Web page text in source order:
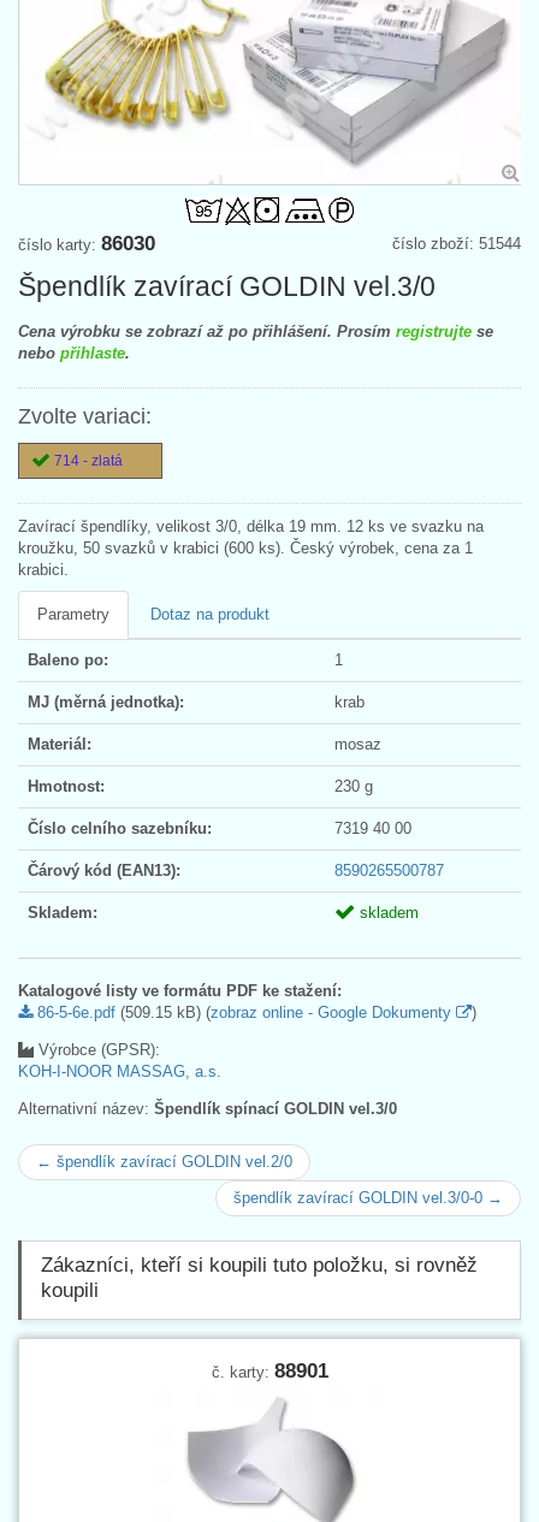
číslo zboží: 51544
číslo karty: 86030
Špendlík zavírací GOLDIN vel.3/0
Cena výrobku se zobrazí až po přihlášení. Prosím registrujte se
nebo přihlaste.
Zvolte variaci:
714 - zlatá
Zavírací špendlíky, velikost 3/0, délka 19 mm. 12 ks ve svazku na
kroužku, 50 svazků v krabici (600 ks). Český výrobek, cena za 1
krabici.
Parametry Dotaz na produkt
Baleno po: 1
MJ (měrná jednotka): krab
Materiál: mosaz
Hmotnost: 230 g
Číslo celního sazebníku: 7319 40 00
Čárový kód (EAN13): 8590265500787
Skladem: skladem
Katalogové listy ve formátu PDF ke stažení:
86-5-6e.pdf (509.15 kB) (zobraz online - Google Dokumenty )
Výrobce (GPSR):
KOH-I-NOOR MASSAG, a.s.
Alternativní název: Špendlík spínací GOLDIN vel.3/0
← špendlík zavírací GOLDIN vel.2/0
špendlík zavírací GOLDIN vel.3/0-0 →
Zákazníci, kteří si koupili tuto položku, si rovněž
koupili
č. karty: 88901